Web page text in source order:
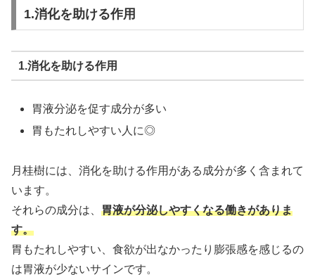
1.消化を助ける作用
1.消化を助ける作用
胃液分泌を促す成分が多い
胃もたれしやすい人に◎
月桂樹には、消化を助ける作用がある成分が多く含まれて
います。
それらの成分は、 胃液が分泌しやすくなる働きがありま
す。
胃もたれしやすい、食欲が出なかったり膨張感を感じるの
は胃液が少ないサインです。